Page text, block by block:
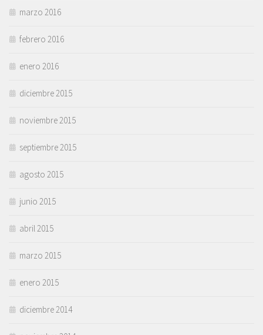
marzo 2016
febrero 2016
enero 2016
diciembre 2015
noviembre 2015
septiembre 2015
agosto 2015
junio 2015
abril 2015
marzo 2015
enero 2015
diciembre 2014